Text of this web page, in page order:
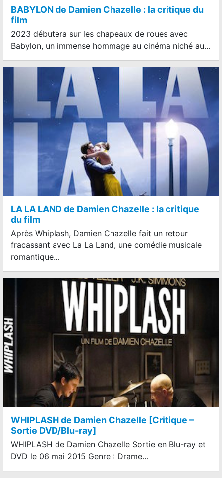
BABYLON de Damien Chazelle : la critique du
film
2023 débutera sur les chapeaux de roues avec
Babylon, un immense hommage au cinéma niché au…
LA LA LAND de Damien Chazelle : la critique
du film
Après Whiplash, Damien Chazelle fait un retour
fracassant avec La La Land, une comédie musicale
romantique…
WHIPLASH de Damien Chazelle [Critique –
Sortie DVD/Blu-ray]
WHIPLASH de Damien Chazelle Sortie en Blu-ray et
DVD le 06 mai 2015 Genre : Drame…